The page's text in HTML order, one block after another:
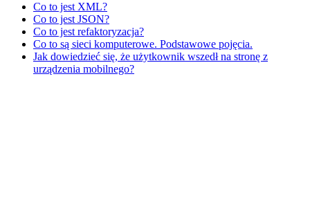
Co to jest XML?
Co to jest JSON?
Co to jest refaktoryzacja?
Co to są sieci komputerowe. Podstawowe pojęcia.
Jak dowiedzieć się, że użytkownik wszedł na stronę z
urządzenia mobilnego?